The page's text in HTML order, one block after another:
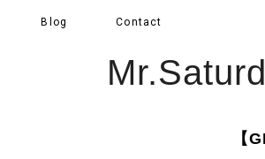
Blog Contact
【